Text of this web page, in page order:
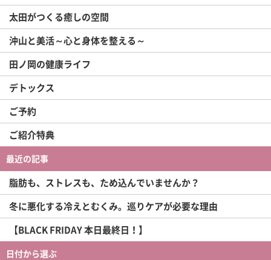
太田がつくる癒しの空間
沖山と美活～心と身体を整える～
田ノ岡の健康ライフ
デトックス
ご予約
ご紹介特典
最近の記事
脂肪も、ストレスも、ため込んでいませんか？
冬に悪化する冷えとむくみ。巡りケアが必要な理由
【BLACK FRIDAY 本日最終日！】
日付から選ぶ